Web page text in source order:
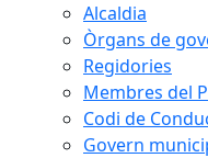
Alcaldia
Òrgans de
Regidories
Membres del
Codi de
Govern